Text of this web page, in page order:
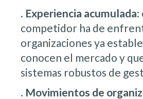
. Experiencia acumulada:
competidor ha de
organizaciones ya
conocen el mercado y
sistemas robustos de
. Movimientos de